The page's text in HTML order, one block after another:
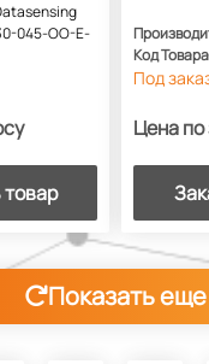
045-OO-E-
Код
Под
Цена по
Показать еще